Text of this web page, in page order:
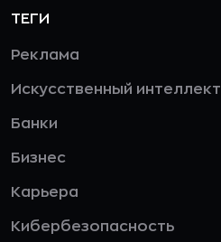
ТЕГИ
Реклама
Искусственный интеллект
Банки
Бизнес
Карьера
Кибербезопасность